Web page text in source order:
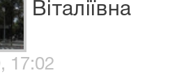
Віталіївна
17:02